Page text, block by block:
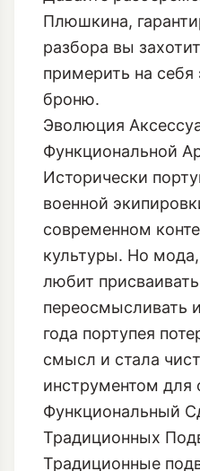
Эволюция
Функциональной
Исторически
военной
современном
культуры. Но мода,
любит
переосмысливать
года портупея
смысл и стала
инструментом для
Функциональный
Традиционных
Традиционные
массивные цепи
одной плоскости -
подчеркивают зону
просто добавляют